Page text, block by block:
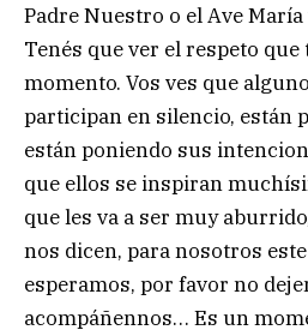
Padre Nuestro o el Ave
Tenés que ver el respeto que
momento. Vos ves que
participan en silencio, están
están poniendo sus
que ellos se inspiran
que les va a ser muy
nos dicen, para nosotros
esperamos, por favor no
acompáñennos… Es un